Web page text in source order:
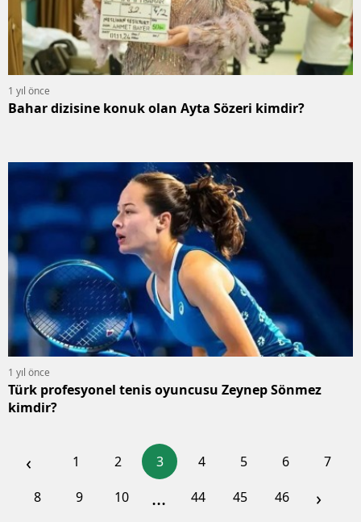
1 yıl önce
Bahar dizisine konuk olan Ayta Sözeri kimdir?
1 yıl önce
Türk profesyonel tenis oyuncusu Zeynep Sönmez
kimdir?
‹ 1 2 3 4 5 6
7
8
9 10 ... 44 45 46 ›